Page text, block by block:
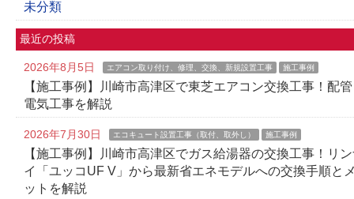
未分類
最近の投稿
2026年8月5日 エアコン取り付け、修理、交換、新規設置工事 施工事例
【施工事例】川崎市高津区で東芝エアコン交換工事！配
電気工事を解説
2026年7月30日 エコキュート設置工事（取付、取外し） 施工事例
【施工事例】川崎市高津区でガス給湯器の交換工事！リ
イ「ユッコUF V」から最新省エネモデルへの交換手順と
ットを解説